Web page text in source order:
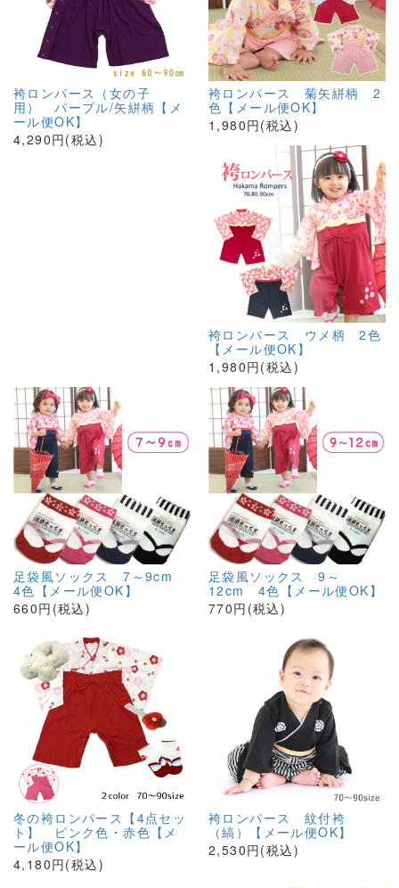
袴ロンパース（女の子
用） パープル/矢絣柄【メ
ール便OK】
4,290円(税込)
袴ロンパース 菊矢絣柄 2
色【メール便OK】
1,980円(税込)
袴ロンパース ウメ柄 2色
【メール便OK】
1,980円(税込)
足袋風ソックス 7～9cm
4色【メール便OK】
660円(税込)
足袋風ソックス 9～
12cm 4色【メール便OK】
770円(税込)
冬の袴ロンパース【4点セッ
ト】 ピンク色・赤色【メ
ール便OK】
4,180円(税込)
袴ロンパース 紋付袴
（縞）【メール便OK】
2,530円(税込)